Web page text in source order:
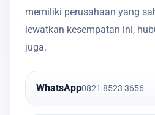
memiliki perusahaan yang
lewatkan kesempatan ini,
juga.
WhatsApp0821 8523 3656